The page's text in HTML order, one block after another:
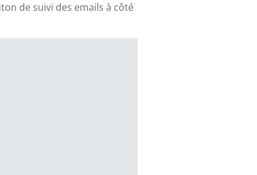
de suivi des emails à côté